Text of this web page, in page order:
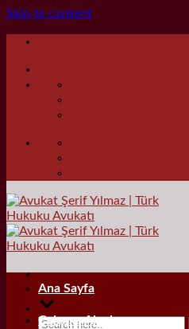
Skip to content
Ana Sayfa
Çalışma Alanları